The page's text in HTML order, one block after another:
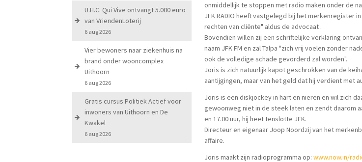
U.H.C. Qui Vive ontvangt 5.000 euro
van VriendenLoterij
6 aug 2026
Vier bewoners naar ziekenhuis na
brand onder wooncomplex
Uithoorn
6 aug 2026
Gratis cursus Politiek Actief voor
inwoners van Uithoorn en De
Kwakel
6 aug 2026
onmiddellijk te stoppen met radio maken onder de
JFK RADIO heeft vastgelegd bij het merkenregister
rechten van cliënte" aldus de advocaat .
Bovendien willen zij een schriftelijke verklaring
naam JFK FM en zal Talpa "zich vrij voelen zonder
ook de volledige schade gevorderd zal worden".
Joris is zich natuurlijk kapot geschrokken van de
aantijgingen, maar van het geld dat hij verdient met
Joris is een diskjockey in hart en nieren en wil zich
gewoonweg niet in de steek laten en zendt daarom
en 17.00 uur, hij heet tenslotte JFK.
Directeur en eigenaar Joop Noordzij van het
affaire.
Joris maakt zijn radioprogramma op:www.now.in/